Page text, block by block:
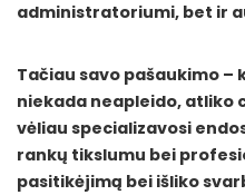
administratoriumi, bet ir
Tačiau savo pašaukimo –
niekada neapleido, atliko
vėliau specializavosi
rankų tikslumu bei
pasitikėjimą bei išliko